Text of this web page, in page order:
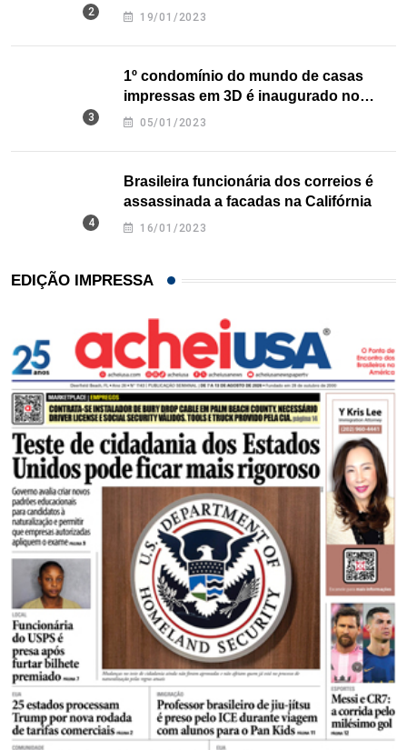
nos EUA
19/01/2023
1º condomínio do mundo de casas
impressas em 3D é inaugurado no
Texas
05/01/2023
Brasileira funcionária dos correios é
assassinada a facadas na Califórnia
16/01/2023
EDIÇÃO IMPRESSA